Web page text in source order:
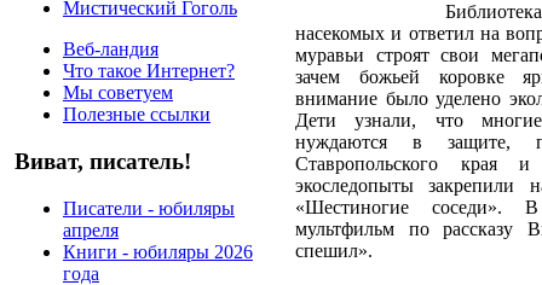
Мистический Гоголь
Веб-ландия
Что такое Интернет?
Мы советуем
Полезные ссылки
Виват, писатель!
Писатели - юбиляры
апреля
Книги - юбиляры 2026
года
насекомых и ответил на
муравьи строят свои
зачем божьей коровке
внимание было уделено
Дети узнали, что
нуждаются в защите,
Ставропольского края
экоследопыты закрепили
«Шестиногие соседи».
мультфильм по рассказу
спешил».